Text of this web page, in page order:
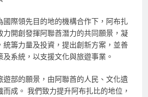
國際領先目的地的機構合作下，阿布扎
力開創發揮阿聯酋潛力的共同願景，凝
統籌力量及投資，提出創新方案，並善
及系統，以支援文化與旅遊事業。
遊部的願景，由阿聯酋的人民、文化遺
而成。 我們致力提升阿布扎比的地位，